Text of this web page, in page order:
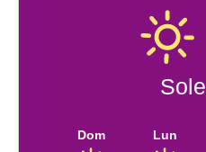
Dom Lun